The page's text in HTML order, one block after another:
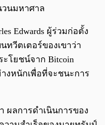
วนมหาศาล
Edwards ผู้ร่วมก่อตั้ง
นทวีตเตอร์ของเขาว่า
โยชน์จาก Bitcoin
งหนักเพื่อที่จะชนะการ
ผลการดำเนินการของ